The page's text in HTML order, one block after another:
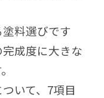
料選びです
成度に大きな
いて、7項目